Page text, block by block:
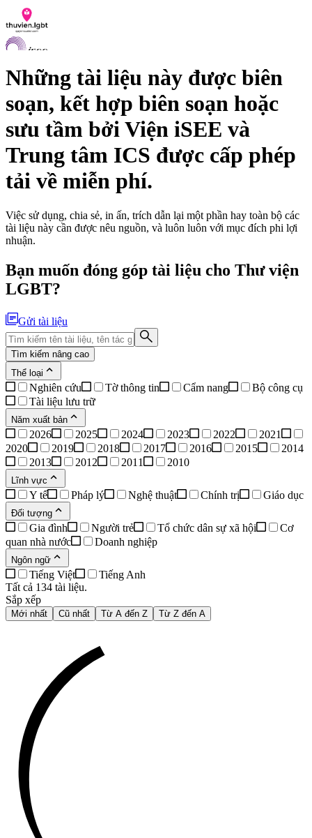
Danh sách tài liệu
Hỏi đáp
Chỉ số hoà nhập LGBTI
VI
EN
Những tài liệu này được biên
soạn, kết hợp biên soạn hoặc
sưu tầm bởiViện iSEE và
Trung tâm ICS được cấp phép
tải về miễn phí.
Việc sử dụng, chia sẻ, in ấn, trích dẫn lại một phần hay toàn bộ các
tài liệu này cần được nêu nguồn, và luôn luôn với mục đích phi lợi
nhuận.
Bạn muốn đóng góp tài liệu cho Thư viện
LGBT?
Gửi tài liệu
Tìm kiếm nâng cao
Thể loại
Nghiên cứu Tờ thông tin Cẩm nang
Bộ công cụ
Tài liệu lưu trữ
Năm xuất bản
2026 2025 2024 2023 2022
2021
2020
2019 2018 2017 2016 2015
2014
2013
2012 2011 2010
Lĩnh vực
Y tế Pháp lý Nghệ thuật Chính trị Giáo dục
Đối tượng
Gia đình Người trẻ Tổ chức dân sự xã hội
Cơ
quan nhà nước
Doanh nghiệp
Ngôn ngữ
Tiếng Việt
Tiếng Anh
Tất cả 134 tài liệu.
Sắp xếp
Mới nhất Cũ nhất Từ A đến Z Từ Z đến A